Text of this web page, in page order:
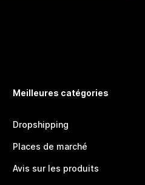
Meilleures catégories
Dropshipping
Places de marché
Avis sur les produits